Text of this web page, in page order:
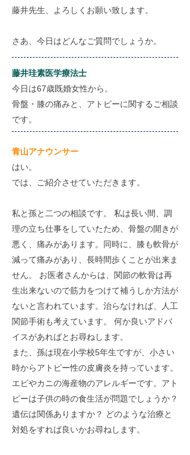
藤井先生、よろしくお願い致します。
さあ、今日はどんなご質問でしょうか。
藤井珪素医学療法士
今日は67歳既婚女性から。
骨盤・膝の痛みと、アトピーに関するご相談
です。
​青山アナウンサー
はい。
では、ご紹介させていただきます。
私と孫と二つの相談です。 私は長い間、調
理の立ち仕事をしていたため、骨盤の開きが
悪く、痛みがあります。同時に、膝も軟骨が
減って痛みがあり、長時間歩くことが出来ま
せん。 お医者さんからは、関節の軟骨は再
生出来ないので筋力をつけて補うしか方法が
ないと言われています。治らなければ、人工
関節手術も考えています。 何か良いアドバ
イスがあればとお尋ねします。
また、孫は現在小学校5年生ですが、小さい
時からアトピー性の皮膚炎を持っています。
エビやカニの海産物のアレルギーです。アト
ピーは子供の時の食生活が問題でしょうか？
遺伝は関係ありますか？ どのような治療と
対処をすれば良いかお尋ねします。